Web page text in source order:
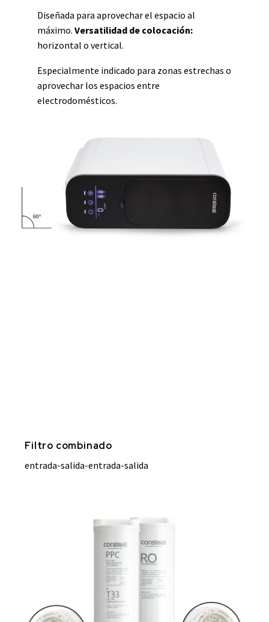
Diseñada para aprovechar el espacio al
máximo. Versatilidad de colocación:
horizontal o vertical.
Especialmente indicado para zonas estrechas o
aprovechar los espacios entre
electrodomésticos.
Filtro combinado
entrada-salida-entrada-salida